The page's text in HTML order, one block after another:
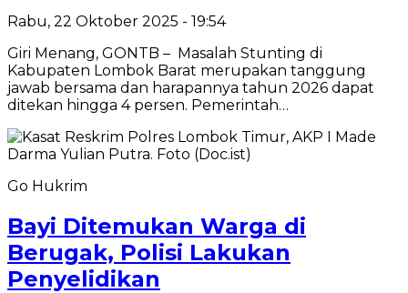
Rabu, 22 Oktober 2025 - 19:54
Giri Menang, GONTB – Masalah Stunting di
Kabupaten Lombok Barat merupakan tanggung
jawab bersama dan harapannya tahun 2026 dapat
ditekan hingga 4 persen. Pemerintah…
Go Hukrim
Bayi Ditemukan Warga di
Berugak, Polisi Lakukan
Penyelidikan